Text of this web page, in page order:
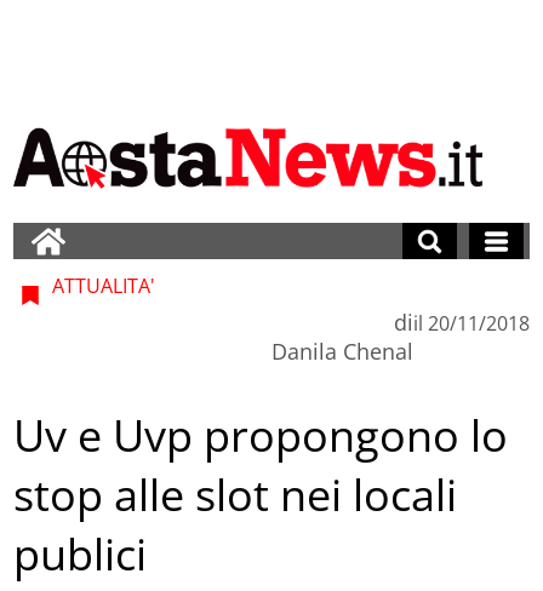
ATTUALITA'
di
Danila Chenal
il 20/11/2018
Uv e Uvp propongono lo
stop alle slot nei locali
publici